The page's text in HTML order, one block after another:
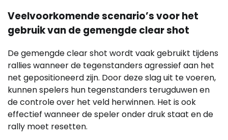
Veelvoorkomende scenario’s voor het
gebruik van de gemengde clear shot
De gemengde clear shot wordt vaak gebruikt tijdens
rallies wanneer de tegenstanders agressief aan het
net gepositioneerd zijn. Door deze slag uit te voeren,
kunnen spelers hun tegenstanders terugduwen en
de controle over het veld herwinnen. Het is ook
effectief wanneer de speler onder druk staat en de
rally moet resetten.